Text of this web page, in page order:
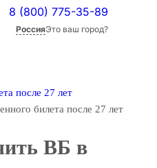
8 (800) 775-35-89
РоссияЭто ваш город?
после 27 лет
билета после 27 лет
ВБ в